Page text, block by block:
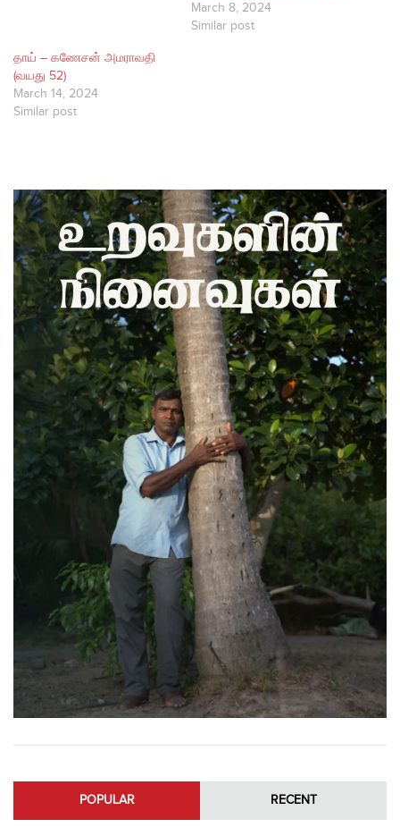
March 8, 2024
Similar post
தாய் – கணேசன் அமராவதி
(வயது 52)
March 14, 2024
Similar post
POPULAR RECENT